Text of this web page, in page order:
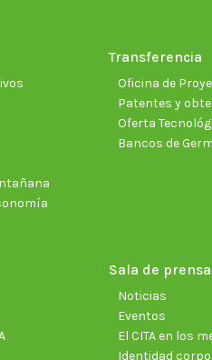
Transferencia
Oficina de
Patentes y
Oferta
Bancos de
Sala de prensa
Noticias
Eventos
El CITA en los
Identidad